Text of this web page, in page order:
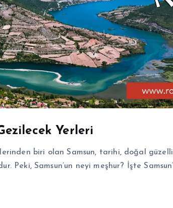
Yerleri
biri olan Samsun, tarihi, doğal
Peki, Samsun’un neyi meşhur? İşte